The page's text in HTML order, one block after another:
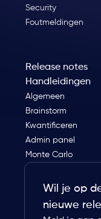
Security
Foutmeldingen
Release notes
Handleidingen
Algemeen
Brainstorm
Kwantificeren
Admin panel
Monte Carlo
Wil je op
nieuwe